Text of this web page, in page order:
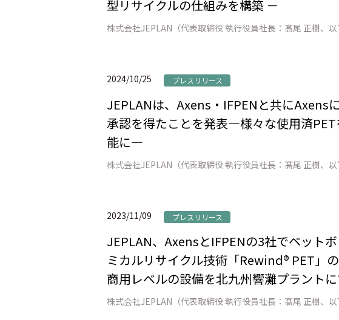
型リサイクルの仕組みを構築 －
2024/10/25 プレスリリース
JEPLANは、Axens・IFPENと共にAxens
承認を得たことを発表―様々な使用済
能に―
2023/11/09 プレスリリース
JEPLAN、AxensとIFPENの3社でペット
ミカルリサイクル技術「Rewind® PET」
商用レベルの設備を北九州響灘プラント